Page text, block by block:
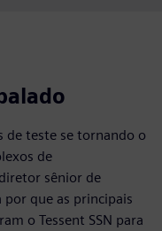
de teste se tornando o
de
sênior de
que as principais
o Tessent SSN para